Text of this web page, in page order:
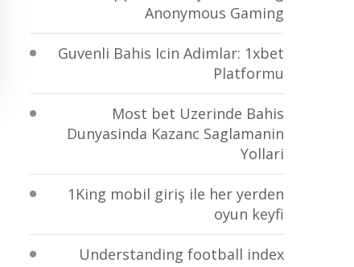
Anonymous Gaming
Guvenli Bahis Icin Adimlar: 1xbet
Platformu
Most bet Uzerinde Bahis
Dunyasinda Kazanc Saglamanin
Yollari
1King mobil giriş ile her yerden
oyun keyfi
Understanding football index